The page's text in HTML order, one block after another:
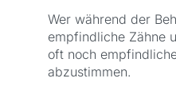
Wer während der
empfindliche Zähne
oft noch
abzustimmen.